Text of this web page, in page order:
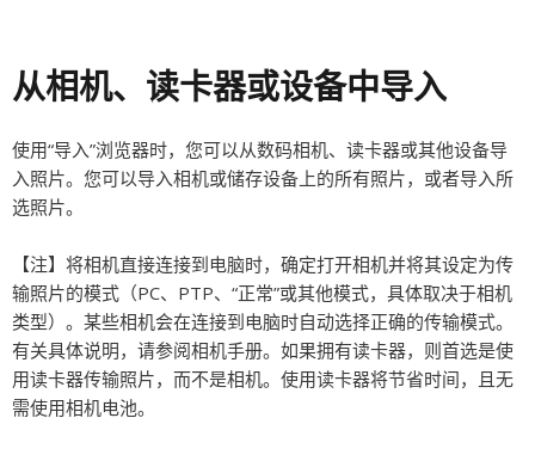
从相机、读卡器或设备中导入
使用“导入”浏览器时，您可以从数码相机、读卡器或其他设备导
入照片。您可以导入相机或储存设备上的所有照片，或者导入所
选照片。
【注】 将相机直接连接到电脑时，确定打开相机并将其设定为传
输照片的模式（PC、PTP、“正常”或其他模式，具体取决于相机
类型）。某些相机会在连接到电脑时自动选择正确的传输模式。
有关具体说明，请参阅相机手册。如果拥有读卡器，则首选是使
用读卡器传输照片，而不是相机。使用读卡器将节省时间，且无
需使用相机电池。